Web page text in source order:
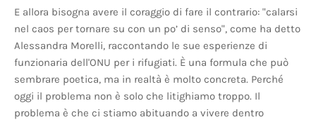
E allora bisogna avere il coraggio di fare il contrario: "calarsi
nel caos per tornare su con un po’ di senso", come ha detto
Alessandra Morelli, raccontando le sue esperienze di
funzionaria dell'ONU per i rifugiati. È una formula che può
sembrare poetica, ma in realtà è molto concreta. Perché
oggi il problema non è solo che litighiamo troppo. Il
problema è che ci stiamo abituando a vivere dentro